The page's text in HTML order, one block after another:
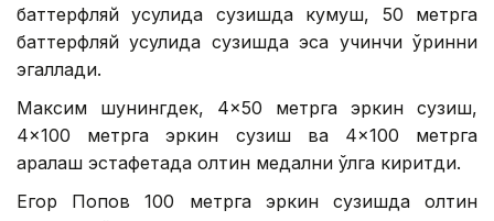
баттерфляй усулида сузишда кумуш, 50 метрга
баттерфляй усулида сузишда эса учинчи ўринни
эгаллади.
Максим шунингдек, 4×50 метрга эркин сузиш,
4×100 метрга эркин сузиш ва 4×100 метрга
аралаш эстафетада олтин медални қўлга киритди.
Егор Попов 100 метрга эркин сузишда олтин